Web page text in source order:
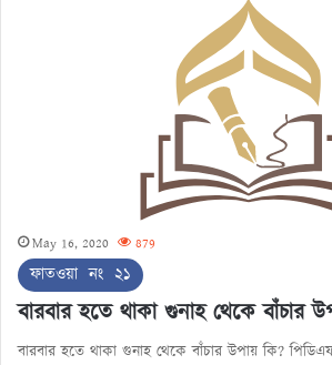
May 16, 2020 879
ফাতওয়া নং ২১
বারবার হতে থাকা গুনাহ থেকে বাঁচার
বারবার হতে থাকা গুনাহ থেকে বাঁচার উপায় কি?